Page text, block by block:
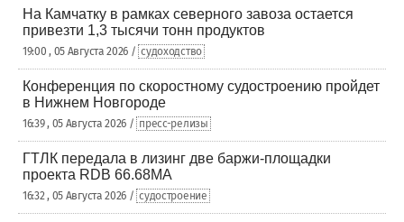
На Камчатку в рамках северного завоза остается
привезти 1,3 тысячи тонн продуктов
19:00 , 05 Августа 2026 / судоходство
Конференция по скоростному судостроению пройдет
в Нижнем Новгороде
16:39 , 05 Августа 2026 / пресс-релизы
ГТЛК передала в лизинг две баржи-площадки
проекта RDB 66.68МА
16:32 , 05 Августа 2026 / судостроение